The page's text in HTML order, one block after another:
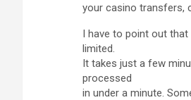
your casino transfers,
I have to point out
limited.
It takes just a few
processed
in under a minute.